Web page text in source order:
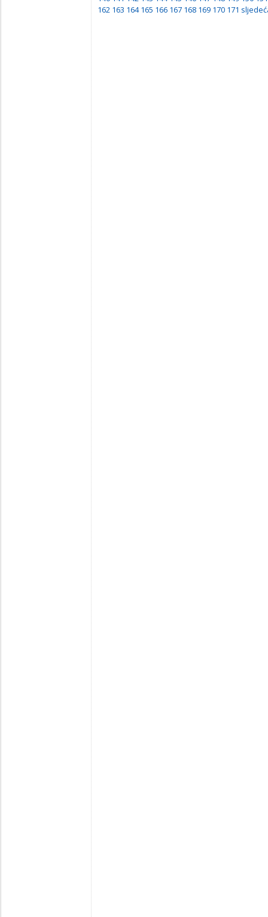
162 163 164 165 166 167 168 169 170 171